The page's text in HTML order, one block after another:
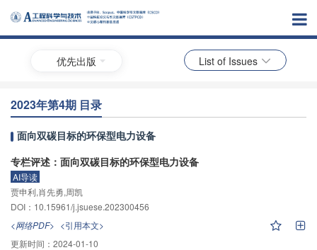
优先出版 List of Issues
2023年第4期 目录
面向双碳目标的环保型电力设备
专栏评述：面向双碳目标的环保型电力设备
AI导读
贾申利,肖先勇,周凯
DOI：10.15961/j.jsuese.202300456
<网络PDF> <引用本文>
更新时间： 2024-01-10